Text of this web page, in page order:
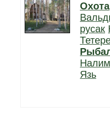
Охота
русак
Налим
Язь